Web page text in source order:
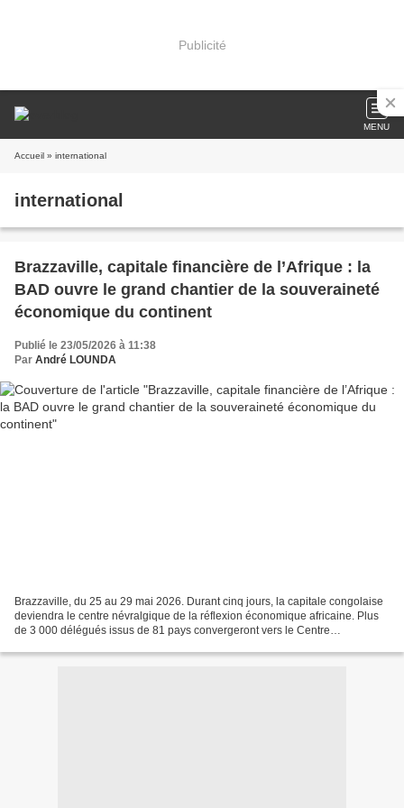
Publicité
MENU
Accueil » international
international
Brazzaville, capitale financière de l’Afrique : la
BAD ouvre le grand chantier de la souveraineté
économique du continent
Publié le 23/05/2026 à 11:38
Par André LOUNDA
Brazzaville, du 25 au 29 mai 2026. Durant cinq jours, la capitale congolaise
deviendra le centre névralgique de la réflexion économique africaine. Plus
de 3 000 délégués issus de 81 pays convergeront vers le Centre